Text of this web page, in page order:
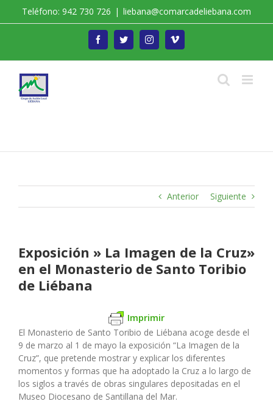
Teléfono: 942 730 726 | liebana@comarcadeliebana.com
FacebookTwitterInstagramVimeo
Anterior Siguiente
Exposición » La Imagen de la Cruz»
en el Monasterio de Santo Toribio
de Liébana
Imprimir
El Monasterio de Santo Toribio de Liébana acoge desde el
9 de marzo al 1 de mayo la exposición “La Imagen de la
Cruz”, que pretende mostrar y explicar los diferentes
momentos y formas que ha adoptado la Cruz a lo largo de
los siglos a través de obras singulares depositadas en el
Museo Diocesano de Santillana del Mar.